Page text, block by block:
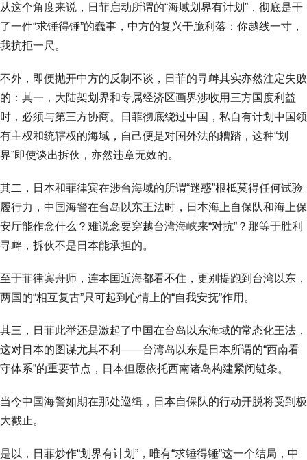
从这个角度来说，日菲启动所谓的“海域划界有计划”，彻底是干
了一件“求锤得锤”的蠢事，中方的复兴干脆利落：你越线一寸，
我抗拒一尺。
不外，即便抛开中方的反制不谈，日菲的寻衅其实亦然注定失败
的：其一，大陆架划界和专属经济区画界涉收用三方国度利益
时，必须与第三方协商。日菲彻底绕过中国，私自有计划中国领
有主权和统辖权的海域，自己便是对国外法的糟踏，这种“划
界”即使谈出拆伙，亦然违章无效的。
其二，日本和菲律宾在涉台海域的所谓“迷惑”根柢莫得任何试验
履行力，中国海警在台岛以东王法时，日本海上自保队和海上保
安厅能作念什么？难说念要穿越台湾海峡来“对抗”？那等于胜利
寻衅，拆伙不是日本能承担的。
至于菲律宾舟师，连本国近海都看不住，更别提跑到台湾以东，
两国的“相互复古”只可起到心情上的“自我安抚”作用。
其三，日菲此举还是激起了中国在台岛以东海域的常态化王法，
这对日本的图谋尤其不利——台湾岛以东是日本所谓的“西南看
守体系”的重要节点，日本但愿依托西南诸岛构建紧闭链条。
当今中国海警如期在那处巡缉，日本自保队的行动开脱将受到极
大截止。
是以，日菲炒作“划界有计划”，唯有“求锤得锤”这一个结局，中